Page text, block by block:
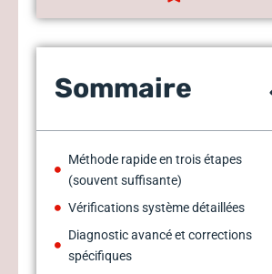
Sommaire
Méthode rapide en trois étapes
(souvent suffisante)
Vérifications système détaillées
Diagnostic avancé et corrections
spécifiques